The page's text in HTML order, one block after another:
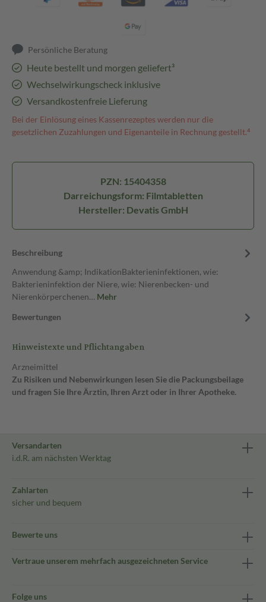
Persönliche Beratung
Heute bestellt und morgen geliefert³
Wechselwirkungscheck inklusive
Versandkostenfreie Lieferung
Bei der Einlösung eines Kassenrezeptes werden nur die
gesetzlichen Zuzahlungen und Eigenanteile in Rechnung gestellt.⁴
PZN: 15404358
Darreichungsform: Filmtabletten
Hersteller: Devatis GmbH
Beschreibung
Anwendung &amp; IndikationBakterieninfektionen, wie:
Bakterieninfektion der Niere, wie: Nierenbecken- und
Nierenkörperchenen… Mehr
Bewertungen
Hinweistexte und Pflichtangaben
Arzneimittel
Zu Risiken und Nebenwirkungen lesen Sie die Packungsbeilage
und fragen Sie Ihre Ärztin, Ihren Arzt oder in Ihrer Apotheke.
Versandarten
i.d.R. am nächsten Werktag
Zahlarten
sicher und bequem
Bewerte uns
Vertraue unserem mehrfach ausgezeichneten Service
Folge uns